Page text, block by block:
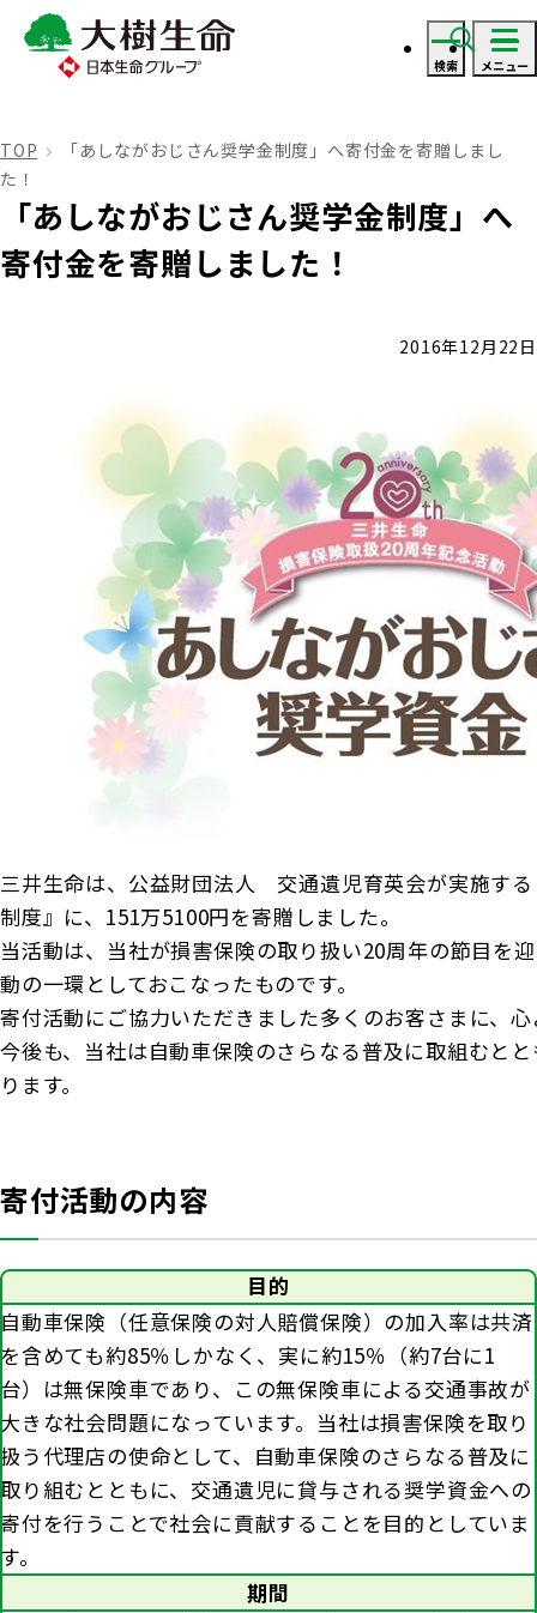
検索 メニュー
資料・見積り請求
ご契約者さま
お手続きのご案内
保険金・給付金のお支払いについて
契約内容の確認・変更
書類の再発行
満期保険金などのご請求
資金の引出し
保険料の払込み・貸付金のご返済
ご契約者さま向けサービス
外貨建保険の円換算レートについて
諸利率のお知らせ
お客さま宛通知「大樹生命からのお知ら
生命保険料控除制度について
Web版「ご契約のしおり－約款」
保険をご検討のお客さま トップ
商品を選ぶ
探してみよう！あなたにぴったりな保険
生命保険商品一覧
損害保険商品
生命保険について知る
法人のお客さま
法人のお客さま トップ
各都道府県中小企業団体中央会の会員の
皆さま
福利厚生制度関連
福利厚生制度等
大樹 企業保険ダイレクトシステム（団体保険の
各種照会・お手続きサービス）
団体年金制度関連
団体年金制度
団体年金運用商品
企業年金の事務再委託先変更について（契約者さ
ま専用サイト）
企業保険特別勘定運用実績照会サービス
知る・楽しむ
知る・楽しむ トップ
大樹生命ブログ
お金について知る
相続税シミュレーション
教育費シミュレーター
健康について知る
長生き診断
体内環境チェック
大樹の認知症サポートサービス
認知症コラム
認知機能チェック
今月の九星マネー占い
大樹らいふ倶楽部紹介
大樹生命について
大樹生命について トップ
会社情報
業績案内
お客さま本位の業務運営
サステナビリティ経営
大樹生命 CM紹介
採用情報
よくある質問 お問合せ
TOP
「あしながおじさん奨学金制度」へ寄付金を寄贈しまし
た！
「あしながおじさん奨学金制度」へ
寄付金を寄贈しました！
2016年12月22日
三井生命は、公益財団法人 交通遺児育英会が実施す
制度』に、151万5100円を寄贈しました。
当活動は、当社が損害保険の取り扱い20周年の節目を
動の一環としておこなったものです。
寄付活動にご協力いただきました多くのお客さまに、
今後も、当社は自動車保険のさらなる普及に取組むと
ります。
寄付活動の内容
目的
自動車保険（任意保険の対人賠償保険）の加入率は共済
を含めても約85％しかなく、実に約15％（約7台に1
台）は無保険車であり、この無保険車による交通事故が
大きな社会問題になっています。当社は損害保険を取り
扱う代理店の使命として、自動車保険のさらなる普及に
取り組むとともに、交通遺児に貸与される奨学資金への
寄付を行うことで社会に貢献することを目的としていま
す。
期間